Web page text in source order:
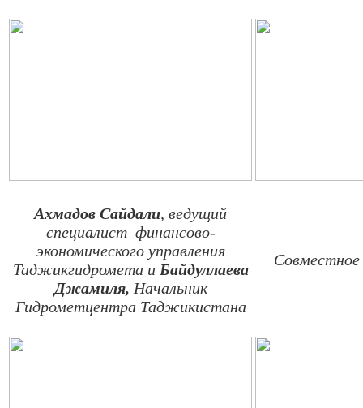
Ахмадов Сайдали, ведущий
специалист финансово-
экономического управления
Таджикгидромета и Байдуллаева
Джамиля, Начальник
Гидрометцентра Таджикистана